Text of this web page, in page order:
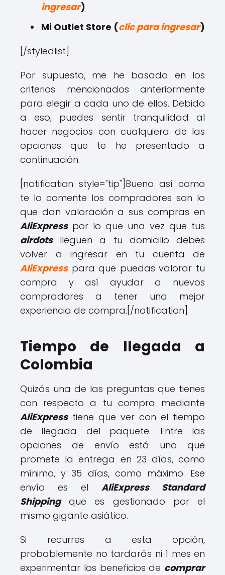
ingresar)
Mi Outlet Store (clic para ingresar)
[/styledlist]
Por supuesto, me he basado en los
criterios mencionados anteriormente
para elegir a cada uno de ellos. Debido
a eso, puedes sentir tranquilidad al
hacer negocios con cualquiera de las
opciones que te he presentado a
continuación.
[notification style="tip"]Bueno así como
te lo comente los compradores son lo
que dan valoración a sus compras en
AliExpresspor lo que una vez que tus
airdotslleguen a tu domicilio debes
volver a ingresar en tu cuenta de
AliExpresspara que puedas valorar tu
compra y así ayudar a nuevos
compradores a tener una mejor
experiencia de compra.[/notification]
Tiempo de llegada a
Colombia
Quizás una de las preguntas que tienes
con respecto a tu compra mediante
AliExpresstiene que ver con el tiempo
de llegada del paquete. Entre las
opciones de envío está uno que
promete la entrega en 23 días, como
mínimo, y 35 días, como máximo. Ese
envío es el AliExpress Standard
Shippingque es gestionado por el
mismo gigante asiático.
Si recurres a esta opción,
probablemente no tardarás ni 1 mes en
experimentar los beneficios de comprar